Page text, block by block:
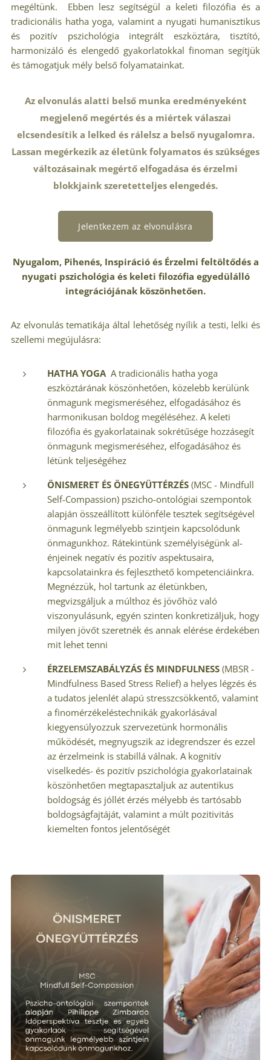
megéltünk. Ebben lesz segítségül a keleti filozófia és a
tradicionális hatha yoga, valamint a nyugati humanisztikus
és pozitív pszichológia integrált eszköztára, tisztító,
harmonizáló és elengedő gyakorlatokkal finoman segítjük
és támogatjuk mély belső folyamatainkat.
Az elvonulás alatti belső munka eredményeként
megjelenő megértés és a miértek válaszai
elcsendesítik a lelked és rálelsz a belső nyugalomra.
Lassan megérkezik az életünk folyamatos és szükséges
változásainak megértő elfogadása és érzelmi
blokkjaink szeretetteljes elengedés.
Jelentkezem az elvonulásra
Nyugalom, Pihenés, Inspiráció és Érzelmi feltöltődés a
nyugati pszichológia és keleti filozófia egyedülálló
integrációjának köszönhetően.
Az elvonulás tematikája által lehetőség nyílik a testi, lelki és
szellemi megújulásra:
HATHA YOGA A tradicionális hatha yoga
eszköztárának köszönhetően, közelebb kerülünk
önmagunk megismeréséhez, elfogadásához és
harmonikusan boldog megéléséhez. A keleti
filozófia és gyakorlatainak sokrétűsége hozzásegít
önmagunk megismeréséhez, elfogadásához és
létünk teljeségéhez
ÖNISMERET ÉS ÖNEGYÜTTÉRZÉS (MSC - Mindfull
Self-Compassion) pszicho-ontológiai szempontok
alapján összeállított különféle tesztek segítségével
önmagunk legmélyebb szintjein kapcsolódunk
önmagunkhoz. Rátekintünk személyiségünk al-
énjeinek negatív és pozitív aspektusaira,
kapcsolatainkra és fejleszthető kompetenciáinkra.
Megnézzük, hol tartunk az életünkben,
megvizsgáljuk a múlthoz és jövőhöz való
viszonyulásunk, egyén szinten konkretizáljuk, hogy
milyen jövőt szeretnék és annak elérése érdekében
mit lehet tenni
ÉRZELEMSZABÁLYZÁS ÉS MINDFULNESS (MBSR -
Mindfulness Based Stress Relief) a helyes légzés és
a tudatos jelenlét alapú stresszcsökkentő, valamint
a finomérzékeléstechnikák gyakorlásával
kiegyensúlyozzuk szervezetünk hormonális
működését, megnyugszik az idegrendszer és ezzel
az érzelmeink is stabillá válnak. A kognitív
viselkedés- és pozitív pszichológia gyakorlatainak
köszönhetően megtapasztaljuk az autentikus
boldogság és jóllét érzés mélyebb és tartósabb
boldogságfajtáját, valamint a múlt pozitivitás
kiemelten fontos jelentőségét